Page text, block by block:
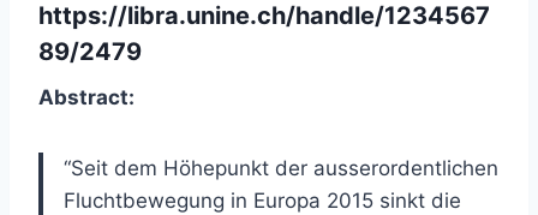
https://libra.unine.ch/handle/1234567
89/2479
Abstract:
“Seit dem Höhepunkt der ausserordentlichen
Fluchtbewegung in Europa 2015 sinkt die